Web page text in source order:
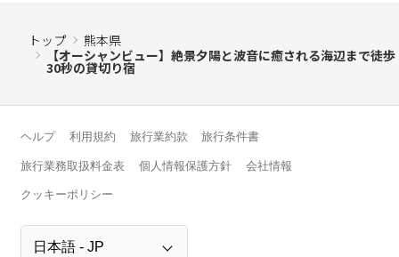
トップ
熊本県
【オーシャンビュー】絶景夕陽と波音に癒される海辺まで徒歩
30秒の貸切り宿
ヘルプ 利用規約 旅行業約款 旅行条件書
旅行業務取扱料金表 個人情報保護方針 会社情報
クッキーポリシー